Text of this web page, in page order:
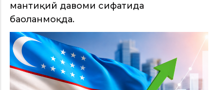
мантиқий давоми сифатида
баҳоланмоқда.